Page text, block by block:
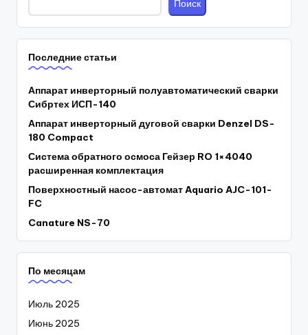
Поиск
Последние статьи
Аппарат инверторный полуавтоматический сварки
Сибртех ИСП-140
Аппарат инверторный дуговой сварки Denzel DS-
180 Compact
Система обратного осмоса Гейзер RO 1×4040
расширенная комплектация
Поверхностный насос-автомат Aquario AJC-101-
FC
Canature NS-70
По месяцам
Июль 2025
Июнь 2025